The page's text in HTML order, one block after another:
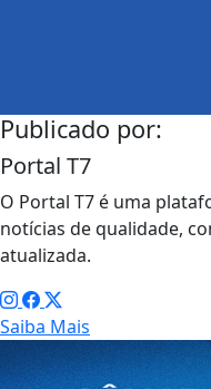
Publicado por:
Portal T7
O Portal T7 é uma
notícias de qualidade,
atualizada.
Saiba Mais